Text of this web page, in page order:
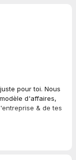
pour toi. Nous
d'affaires,
& de tes
de rêve et